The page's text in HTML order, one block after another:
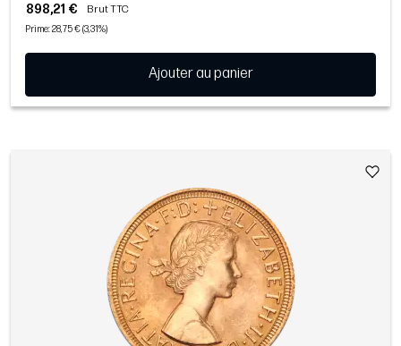
898,21 € Brut TTC
Prime: 28,75 € (3,31%)
Ajouter au panier